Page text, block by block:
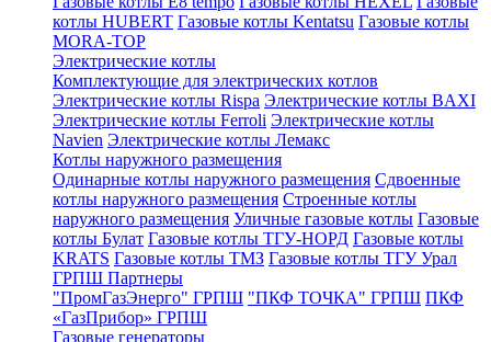
котлы HUBERT Газовые котлы Kentatsu Газовые котлы
MORA-TOP
Электрические котлы
Комплектующие для электрических котлов
Электрические котлы Rispa Электрические котлы BAXI
Электрические котлы Ferroli Электрические котлы
Navien Электрические котлы Лемакс
Котлы наружного размещения
Одинарные котлы наружного размещения Сдвоенные
котлы наружного размещения Строенные котлы
наружного размещения Уличные газовые котлы Газовые
котлы Булат Газовые котлы ТГУ-НОРД Газовые котлы
KRATS Газовые котлы ТМЗ Газовые котлы ТГУ Урал
ГРПШ Партнеры
"ПромГазЭнерго" ГРПШ "ПКФ ТОЧКА" ГРПШ ПКФ
«ГазПрибор» ГРПШ
Газовые генераторы